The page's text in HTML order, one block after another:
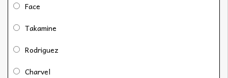
Face
Takamine
Rodriguez
Charvel